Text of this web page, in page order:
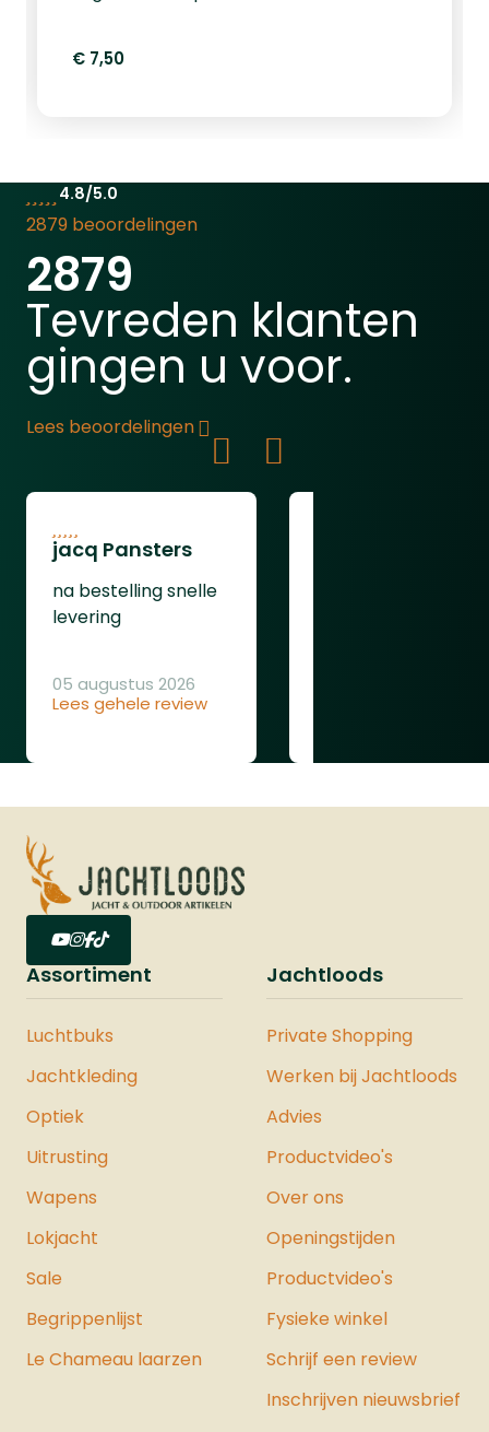
veelzijdigheid, precisie en
€ 7,50
4.8/5.0
2879 beoordelingen
2879
Tevreden klanten
gingen u voor.
Lees beoordelingen
jacq Pansters
na bestelling snelle
levering
Lees gehele review
05 augustus 2026
Assortiment
Luchtbuks
Jachtkleding
Optiek
Uitrusting
Wapens
Lokjacht
Sale
Begrippenlijst
Le Chameau laarzen
Jachtloods
Private Shopping
Werken bij Jachtloods
Advies
Productvideo's
Over ons
Openingstijden
Productvideo's
Fysieke winkel
Schrijf een review
Inschrijven nieuwsbrief